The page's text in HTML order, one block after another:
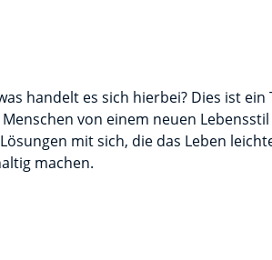
handelt es sich hierbei? Dies ist ein
von einem neuen
mit sich, die das Leben
machen.